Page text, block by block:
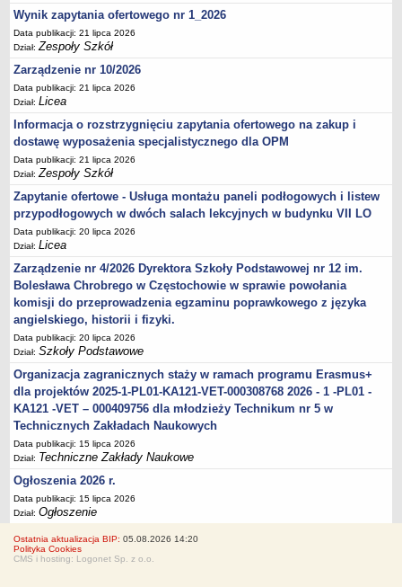
Wynik zapytania ofertowego nr 1_2026
Data publikacji: 21 lipca 2026
Dział:Zespoły Szkół
Zarządzenie nr 10/2026
Data publikacji: 21 lipca 2026
Dział:Licea
Informacja o rozstrzygnięciu zapytania ofertowego na zakup i
dostawę wyposażenia specjalistycznego dla OPM
Data publikacji: 21 lipca 2026
Dział:Zespoły Szkół
Zapytanie ofertowe - Usługa montażu paneli podłogowych i listew
przypodłogowych w dwóch salach lekcyjnych w budynku VII LO
Data publikacji: 20 lipca 2026
Dział:Licea
Zarządzenie nr 4/2026 Dyrektora Szkoły Podstawowej nr 12 im.
Bolesława Chrobrego w Częstochowie w sprawie powołania
komisji do przeprowadzenia egzaminu poprawkowego z języka
angielskiego, historii i fizyki.
Data publikacji: 20 lipca 2026
Dział:Szkoły Podstawowe
Organizacja zagranicznych staży w ramach programu Erasmus+
dla projektów 2025-1-PL01-KA121-VET-000308768 2026 - 1 -PL01 -
KA121 -VET – 000409756 dla młodzieży Technikum nr 5 w
Technicznych Zakładach Naukowych
Data publikacji: 15 lipca 2026
Dział: Techniczne Zakłady Naukowe
Ogłoszenia 2026 r.
Data publikacji: 15 lipca 2026
Dział:Ogłoszenie
Ostatnia aktualizacja BIP: 05.08.2026 14:20
Polityka Cookies
CMS i hosting: Logonet Sp. z o.o.